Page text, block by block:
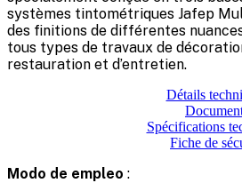
systèmes tintométriques Jafep
des finitions de différentes
tous types de travaux de
restauration et d’entretien.
Détails
Spécifications
Fiche de
Modo de empleo :